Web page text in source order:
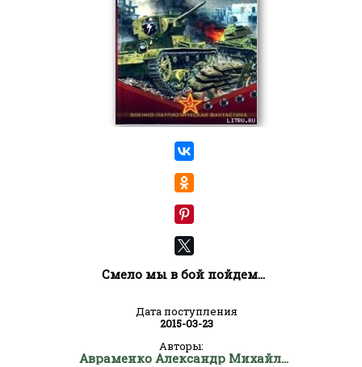
Смело мы в бой пойдем…
Дата поступления
2015-03-23
Авторы:
Авраменко Александр Михайлович